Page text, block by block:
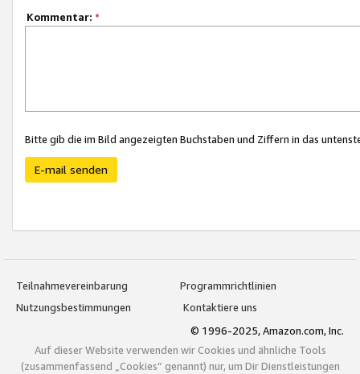
Kommentar: *
Bitte gib die im Bild angezeigten Buchstaben und Ziffern in das
E-mail senden
Teilnahmevereinbarung
Programmrichtlinien
Nutzungsbestimmungen
Kontaktiere uns
© 1996-2025, Amazon.com, Inc.
Auf dieser Website verwenden wir Cookies und ähnliche Tools
(zusammenfassend „Cookies“ genannt) nur, um Dir Dienstleistungen